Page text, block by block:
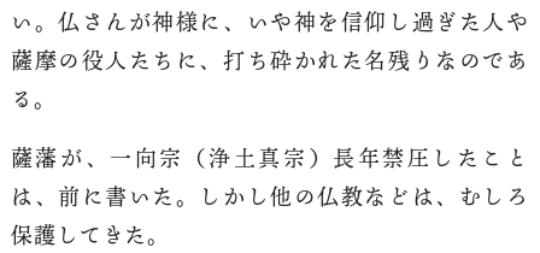
い。仏さんが神様に、いや神を信仰し過ぎた人や
薩摩の役人たちに、打ち砕かれた名残りなのであ
る。
薩藩が、一向宗（浄土真宗）長年禁圧したこと
は、前に書いた。しかし他の仏教などは、むしろ
保護してきた。